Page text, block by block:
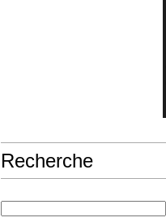
Recherche